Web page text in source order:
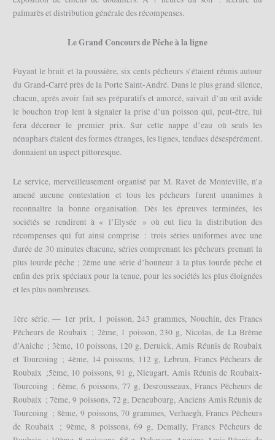
palmarès et distribution générale des récompenses.
Le Grand Concours de Pêche à la ligne
Fuyant le bruit et la poussière, six cents pêcheurs s’étaient réunis autour
du Grand-Carré près de la Porte Saint-André. Dans le plus grand silence,
chacun, après avoir fait ses préparatifs et amorcé, suivait d’un œil avide
le bouchon trop lent à signaler la prise d’un poisson qui, peut-être, lui
fera décerner le premier prix. Sur cette nappe d’eau où seuls les
nénuphars étalent des formes étranges, les lignes, tendues désespérément.
donnaient un aspect pittoresque.
Le service, merveilleusement organisé par M. Ravet de Monteville, n’a
amené aucune contestation et tous les pécheurs furent unanimes à
reconnaître la bonne organisation. Dès les épreuves terminées, les
sociétés se rendirent à « l’Elysée » où eut lieu la distribution des
récompenses qui fut ainsi comprise : trois séries uniformes avec une
durée de 30 minutes chacune, séries comprenant les pêcheurs prenant la
plus lourde pèche ; 2ème une série d’honneur à la plus lourde pèche et
enfin des prix spéciaux pour la tenue, pour les sociétés les plus éloignées
et les plus nombreuses.
1ère série. — 1er prix, 1 poisson, 243 grammes, Nouchin, des Francs
Pêcheurs de Roubaix ; 2ème, 1 poisson, 230 g, Nicolas, de La Brème
d’Aniche ; 3ème, 10 poissons, 120 g, Deruick, Amis Réunis de Roubaix
et Tourcoing ; 4ème, 14 poissons, 112 g, Lebrun, Francs Pécheurs de
Roubaix ;5ème, 10 poissons, 91 g, Nieugart, Amis Réunis de Roubaix-
Tourcoing ; 6ème, 6 poissons, 77 g, Desrousseaux, Francs Pêcheurs de
Roubaix ; 7ème, 9 poissons, 72 g, Deneubourg, Anciens Amis Réunis de
Tourcoing ; 8ème, 9 poissons, 70 grammes, Verhaegh, Francs Pêcheurs
de Roubaix ; 9ème, 8 poissons, 69 g, Demally, Francs Pêcheurs de